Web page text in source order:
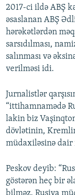
2017-ci ildə ABŞ
əsaslanan ABŞ
hərəkətlərdən
sarsıdılması,
salınması və
verilməsi idi.
Jurnalistlər
“ittihamnamədə
lakin biz
dövlətinin,
müdaxiləsinə
Peskov deyib:
göstərən heç bir